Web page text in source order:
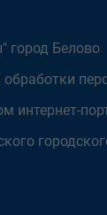
город Белово
интернет-